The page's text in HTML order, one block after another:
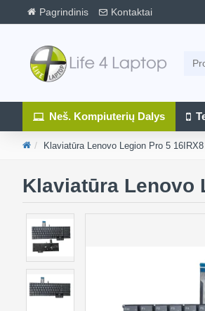
Pagrindinis Kontaktai
Neš. Kompiuterių Dalys
Klaviatūra Lenovo Legion Pro 5
Klaviatūra Lenovo